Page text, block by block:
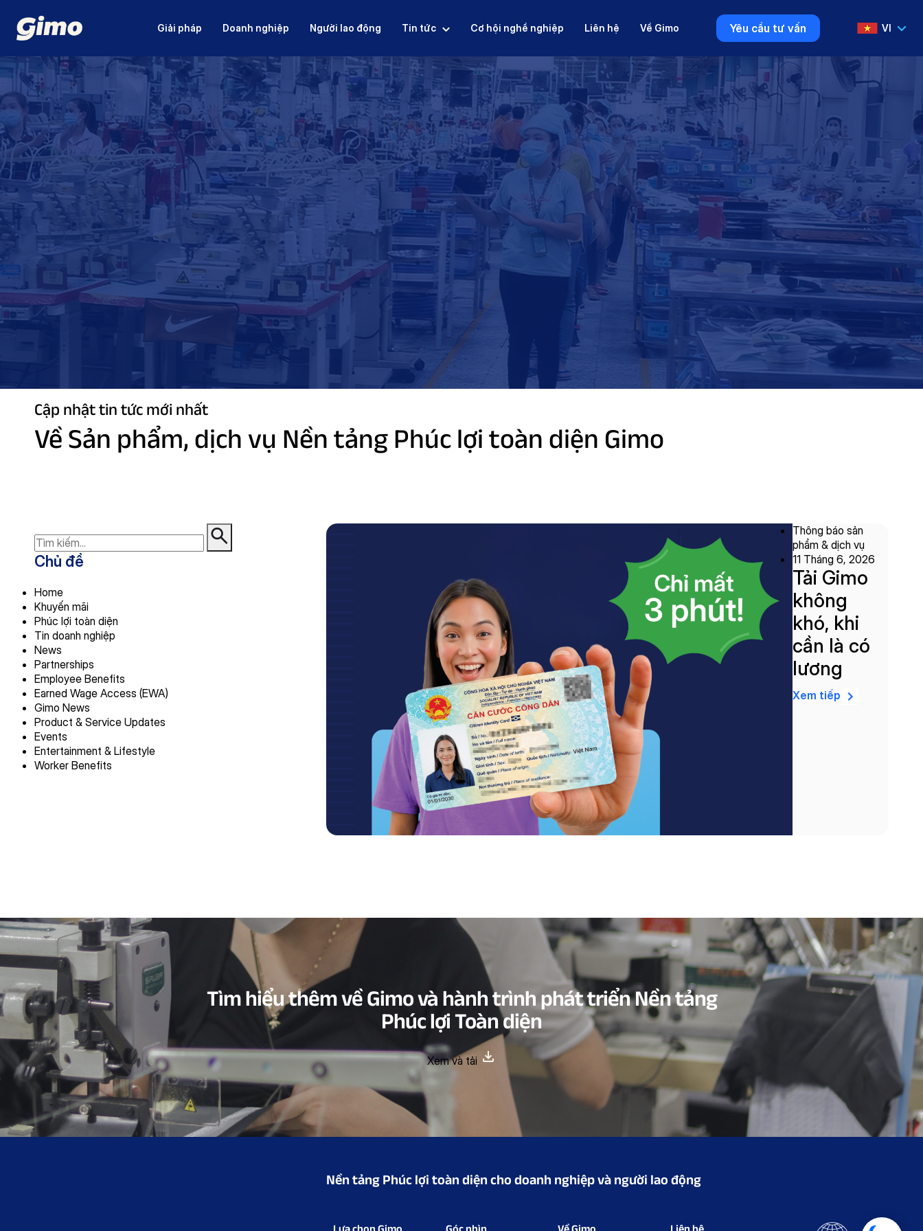
Giải pháp Doanh nghiệp Người lao động Tin tức Cơ hội nghề nghiệp Liên hệ Về Gimo Yêu cầu tư vấn VI
Cập nhật tin tức mới nhất
Về Sản phẩm, dịch vụ Nền tảng Phúc lợi toàn diện Gimo
Chủ đề
Home
Khuyến mãi
Phúc lợi toàn diện
Tin doanh nghiệp
News
Partnerships
Employee Benefits
Earned Wage Access (EWA)
Gimo News
Product & Service Updates
Events
Entertainment & Lifestyle
Worker Benefits
Thông báo sản
phẩm & dịch vụ
11 Tháng 6, 2026
Tải Gimo
không
khó, khi
cần là có
lương
Xem tiếp
Tìm hiểu thêm về Gimo và hành trình phát triển Nền tảng
Phúc lợi Toàn diện
Xem và tải
Nền tảng Phúc lợi toàn diện cho doanh nghiệp và người lao động
Lựa chọn Gimo Góc nhìn Về Gimo Liên hệ